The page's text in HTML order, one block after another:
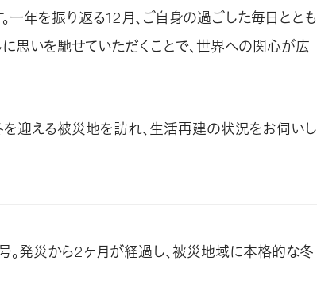
一年を振り返る12月、ご自身の過ごした毎日ととも
思いを馳せていただくことで、世界への関心が広
迎える被災地を訪れ、生活再建の状況をお伺いし
発災から2ヶ月が経過し、被災地域に本格的な冬